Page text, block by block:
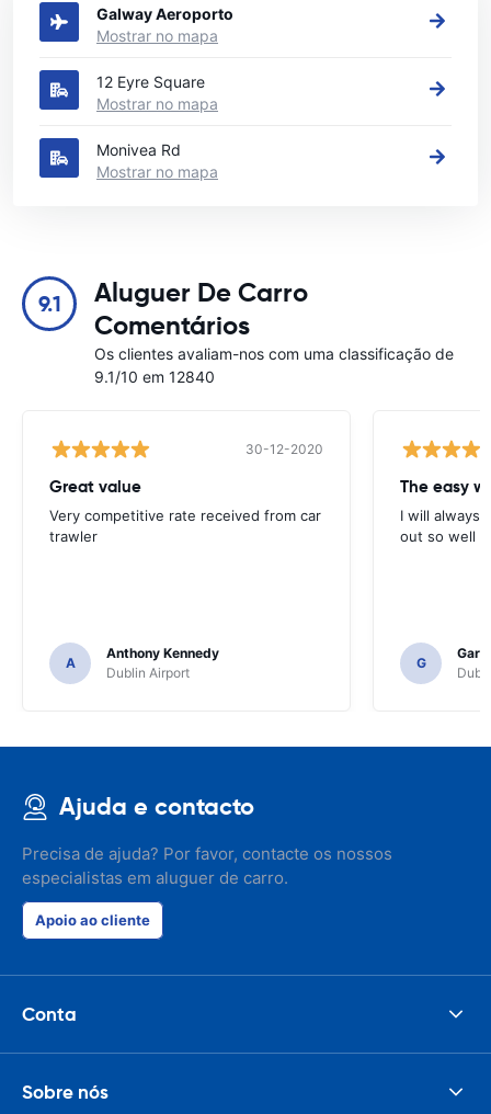
Galway Aeroporto
Mostrar no mapa
12 Eyre Square
Mostrar no mapa
Monivea Rd
Mostrar no mapa
9.1
Aluguer De Carro
Comentários
Os clientes avaliam-nos com uma classificação de
9.1/10 em 12840
30-12-2020
Great value
Very competitive rate received from car
trawler
A
Anthony Kennedy
Dublin Airport
I will always
out so well
G
Gary
Ajuda e contacto
Precisa de ajuda? Por favor, contacte os nossos
especialistas em aluguer de carro.
Apoio ao cliente
Conta
Sobre nós